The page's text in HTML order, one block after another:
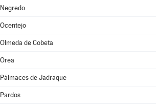
Negredo
Ocentejo
Olmeda de Cobeta
Orea
Pálmaces de Jadraque
Pardos